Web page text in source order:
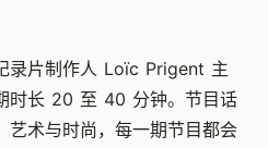
录片制作人 Loïc Prigent 主
时长 20 至 40 分钟。节目话
艺术与时尚，每一期节目都会